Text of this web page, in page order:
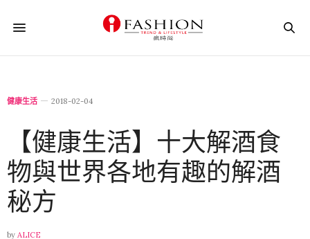
健康生活 2018-02-04
【健康生活】十大解酒食
物與世界各地有趣的解酒
秘方
by ALICE